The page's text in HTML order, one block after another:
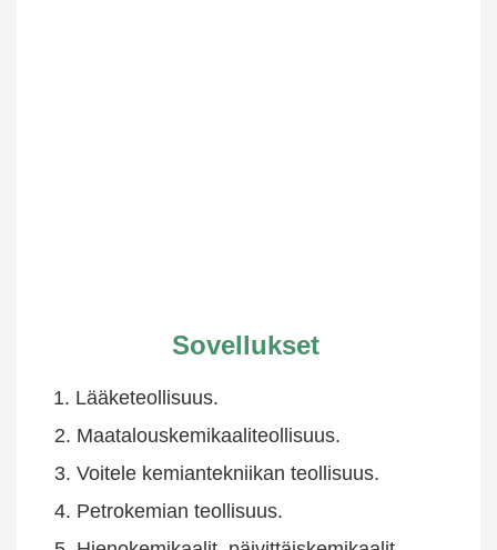
Sovellukset
1. Lääketeollisuus.
2. Maatalouskemikaaliteollisuus.
3. Voitele kemiantekniikan teollisuus.
4. Petrokemian teollisuus.